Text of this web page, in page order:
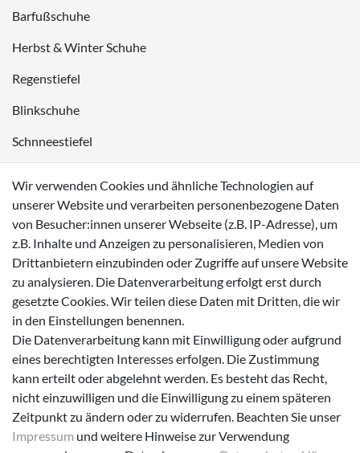
Barfußschuhe
Herbst & Winter Schuhe
Regenstiefel
Blinkschuhe
Schnneestiefel
Sneaker
Zahlungsmöglichkeiten
Versanddienstleister
Wir verwenden Cookies und ähnliche Technologien auf
unserer Website und verarbeiten personenbezogene Daten
von Besucher:innen unserer Webseite (z.B. IP-Adresse), um
z.B. Inhalte und Anzeigen zu personalisieren, Medien von
Drittanbietern einzubinden oder Zugriffe auf unsere Website
zu analysieren. Die Datenverarbeitung erfolgt erst durch
gesetzte Cookies. Wir teilen diese Daten mit Dritten, die wir
in den Einstellungen benennen.
Die Datenverarbeitung kann mit Einwilligung oder aufgrund
eines berechtigten Interesses erfolgen. Die Zustimmung
kann erteilt oder abgelehnt werden. Es besteht das Recht,
nicht einzuwilligen und die Einwilligung zu einem späteren
Zeitpunkt zu ändern oder zu widerrufen. Beachten Sie unser
Impressum und weitere Hinweise zur Verwendung